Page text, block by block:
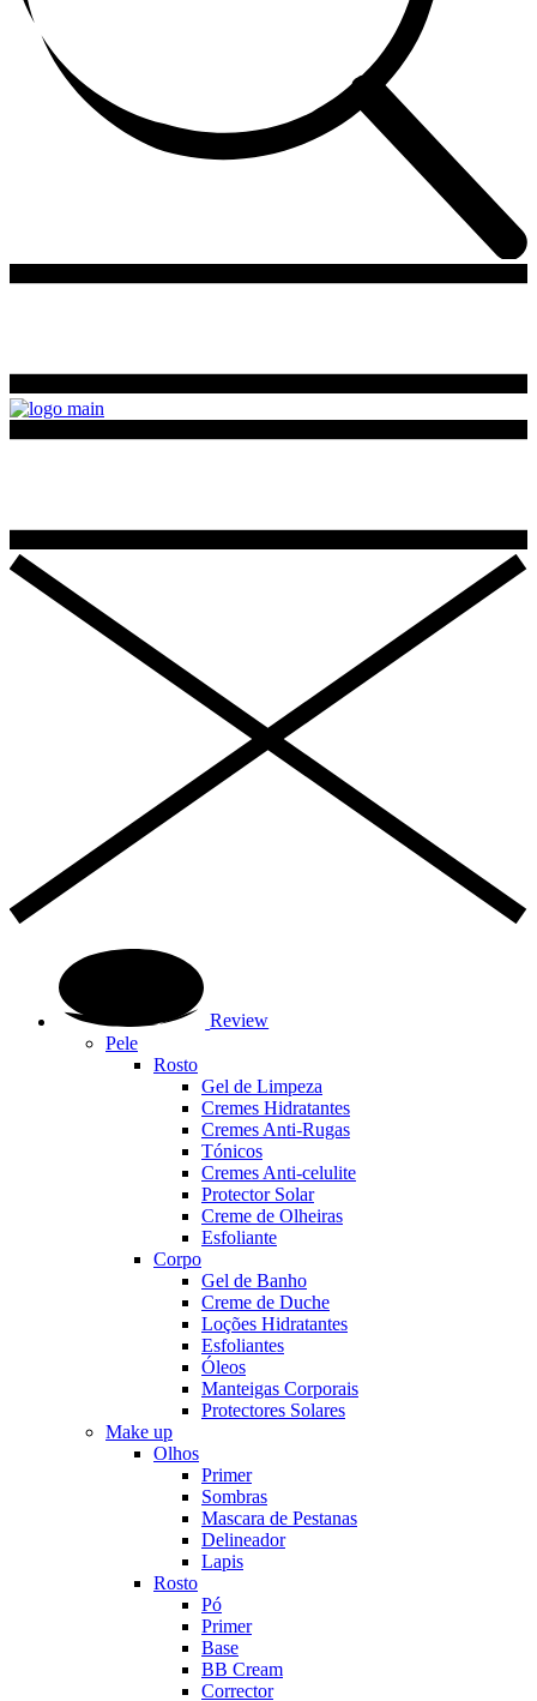
Review
Pele
Rosto
Gel de Limpeza
Cremes Hidratantes
Cremes Anti-Rugas
Tónicos
Cremes Anti-celulite
Protector Solar
Creme de Olheiras
Esfoliante
Corpo
Gel de Banho
Creme de Duche
Loções Hidratantes
Esfoliantes
Óleos
Manteigas Corporais
Protectores Solares
Make up
Olhos
Primer
Sombras
Mascara de Pestanas
Delineador
Lapis
Rosto
Pó
Primer
Base
BB Cream
Corrector